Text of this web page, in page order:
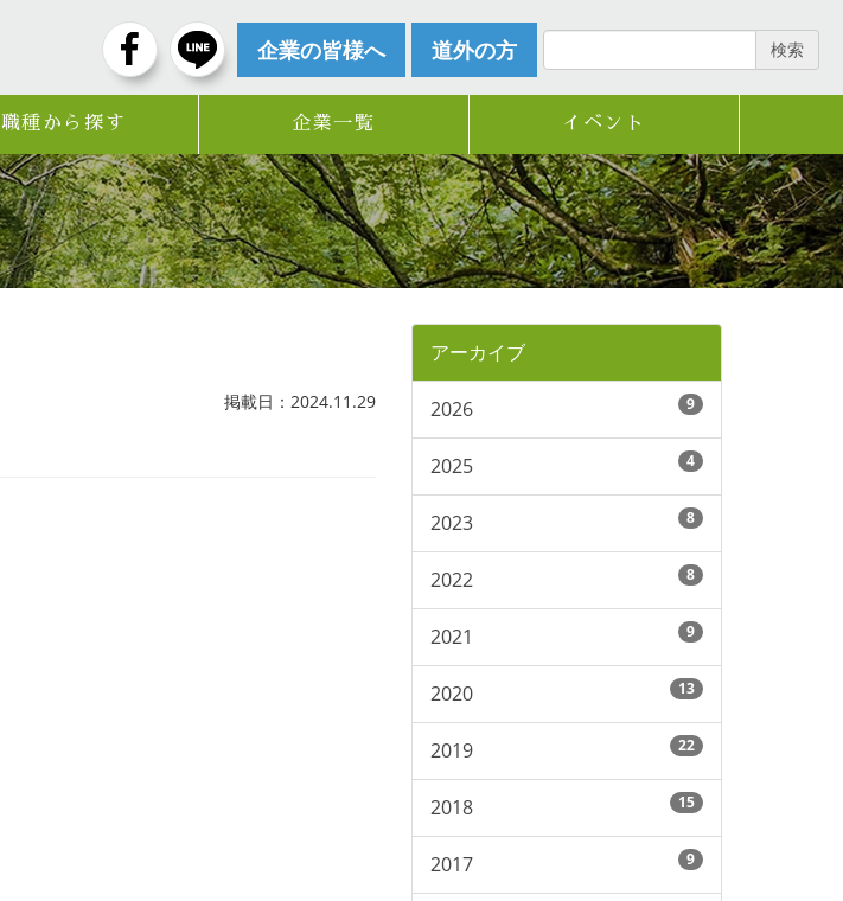
企業の皆様へ 道外の方 検索
職種から探す 企業一覧 イベント
掲載日：2024.11.29
アーカイブ
2026 9
2025 4
2023 8
2022 8
2021 9
2020 13
2019 22
2018 15
2017 9